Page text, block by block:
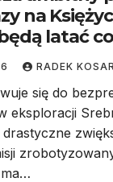
na
latać
RADEK
się do
eksploracji